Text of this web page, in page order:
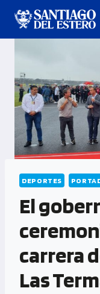
DEPORTES
El
carrera
Las